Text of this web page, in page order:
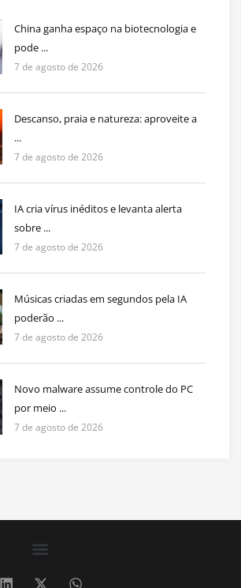
China ganha espaço na biotecnologia e
pode ...
7 de agosto de 2026
Descanso, praia e natureza: aproveite a
...
7 de agosto de 2026
IA cria vírus inéditos e levanta alerta
sobre ...
7 de agosto de 2026
Músicas criadas em segundos pela IA
poderão ...
7 de agosto de 2026
Novo malware assume controle do PC
por meio ...
7 de agosto de 2026